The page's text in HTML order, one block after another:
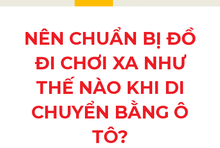
NÊN CHUẨN BỊ ĐỒ
ĐI CHƠI XA NHƯ
THẾ NÀO KHI DI
CHUYỂN BẰNG Ô
TÔ?